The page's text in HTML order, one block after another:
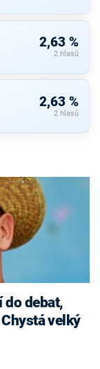
2,63 %
2 hlasů
2,63 %
2 hlasů
do debat,
velký